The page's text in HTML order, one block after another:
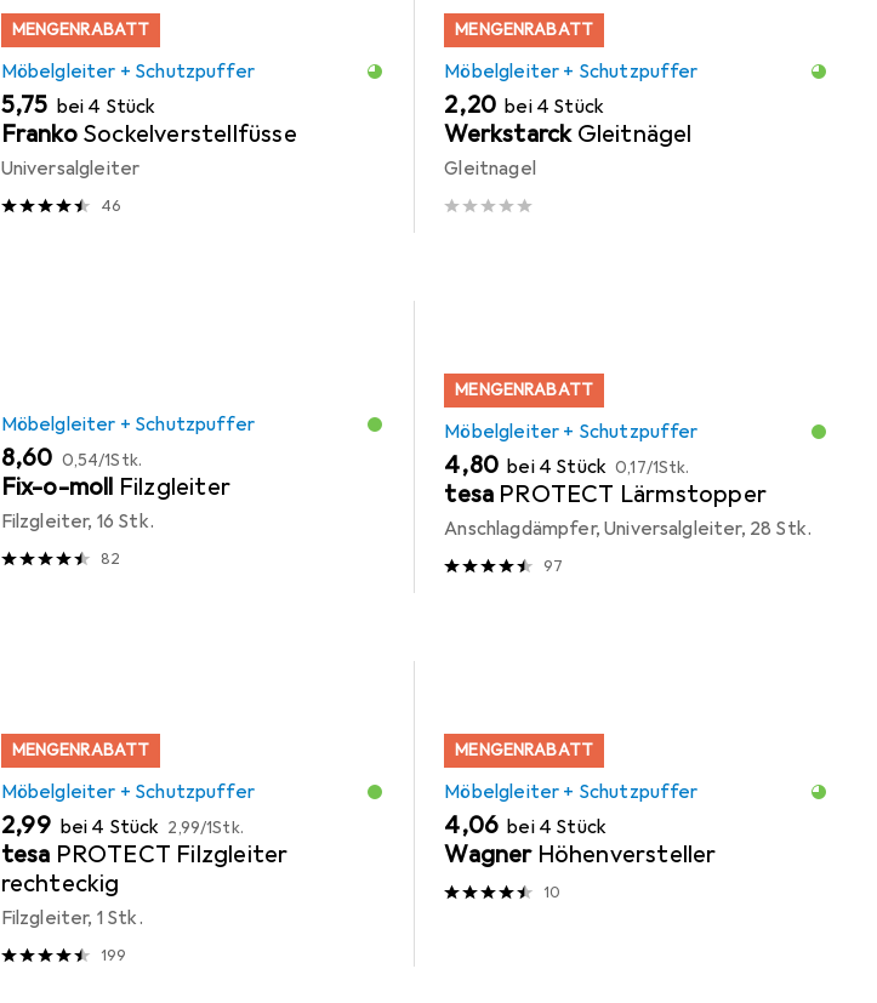
MENGENRABATT
Möbelgleiter + Schutzpuffer
EUR
5,75 bei 4 Stück
Franko Sockelverstellfüsse
Universalgleiter
46
MENGENRABATT
Möbelgleiter + Schutzpuffer
EUR
2,20 bei 4 Stück
Werkstarck Gleitnägel
Gleitnagel
Möbelgleiter + Schutzpuffer
EUR
8,60 EUR
0,54/1Stk.
Fix-o-moll Filzgleiter
Filzgleiter, 16 Stk.
82
MENGENRABATT
Möbelgleiter + Schutzpuffer
EUR
4,80 bei 4 Stück EUR
0,17/1Stk.
tesa PROTECT Lärmstopper
Anschlagdämpfer, Universalgleiter, 28 Stk.
97
MENGENRABATT
Möbelgleiter + Schutzpuffer
EUR
2,99 bei 4 Stück EUR
2,99/1Stk.
tesa PROTECT Filzgleiter
rechteckig
Filzgleiter, 1 Stk.
199
MENGENRABATT
Möbelgleiter + Schutzpuffer
EUR
4,06 bei 4 Stück
Wagner Höhenversteller
10